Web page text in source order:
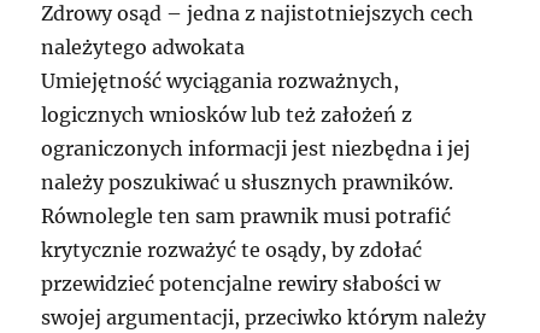
Zdrowy osąd – jedna z najistotniejszych cech
należytego adwokata
Umiejętność wyciągania rozważnych,
logicznych wniosków lub też założeń z
ograniczonych informacji jest niezbędna i jej
należy poszukiwać u słusznych prawników.
Równolegle ten sam prawnik musi potrafić
krytycznie rozważyć te osądy, by zdołać
przewidzieć potencjalne rewiry słabości w
swojej argumentacji, przeciwko którym należy